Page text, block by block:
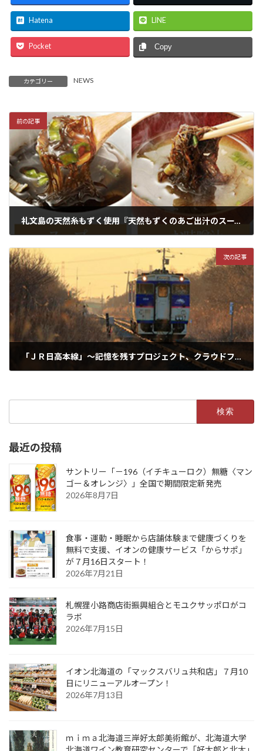
Hatena LINE
Pocket Copy
カテゴリー NEWS
前の記事
礼文島の天然糸もずく使用『天然もずくのあご出汁のスープ＆味噌汁』
次の記事
「ＪＲ日高本線」～記憶を残すプロジェクト、クラウドファンディング実施中
最近の投稿
サントリー「－196（イチキューロク）無糖〈マン
ゴー＆オレンジ〉」全国で期間限定新発売
2026年8月7日
食事・運動・睡眠から店舗体験まで健康づくりを
無料で支援、イオンの健康サービス「からサポ」
が７月16日スタート！
2026年7月21日
札幌狸小路商店街振興組合とモユクサッポロがコ
ラボ
2026年7月15日
イオン北海道の「マックスバリュ共和店」７月10
日にリニューアルオープン！
2026年7月13日
ｍｉｍａ北海道三岸好太郎美術館が、北海道大学